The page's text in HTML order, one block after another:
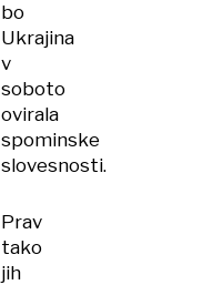
bo
Ukrajina
v
soboto
ovirala
spominske
slovesnosti.
Prav
tako
jih